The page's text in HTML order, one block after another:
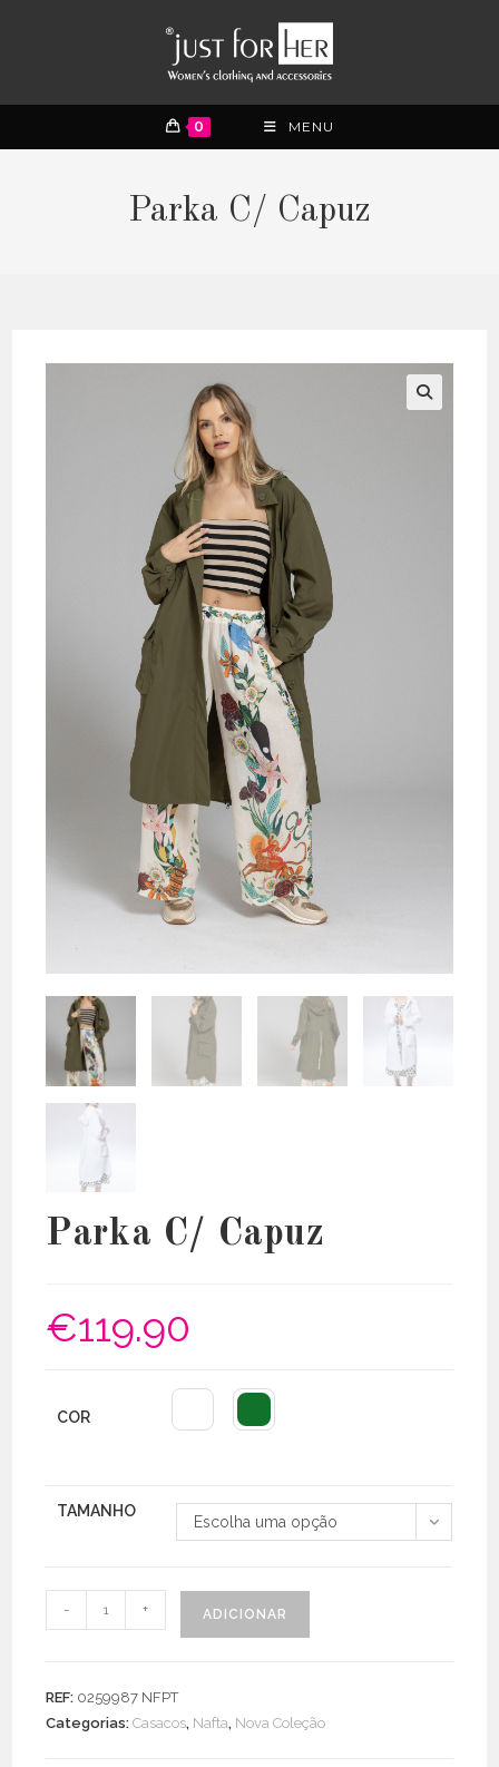
0 MENU
Parka C/ Capuz
Parka C/ Capuz
€119.90
COR
TAMANHO
Escolha uma opção
Quantidade
de
Capuz
- + ADICIONAR
REF: 0259987 NFPT
Categorias:Casacos, Nafta, Nova Coleção